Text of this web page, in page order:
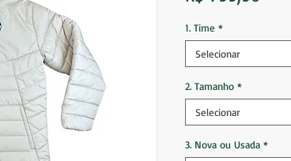
1. Time *
Selecionar
2. Tamanho *
Selecionar
3. Nova ou Usada *